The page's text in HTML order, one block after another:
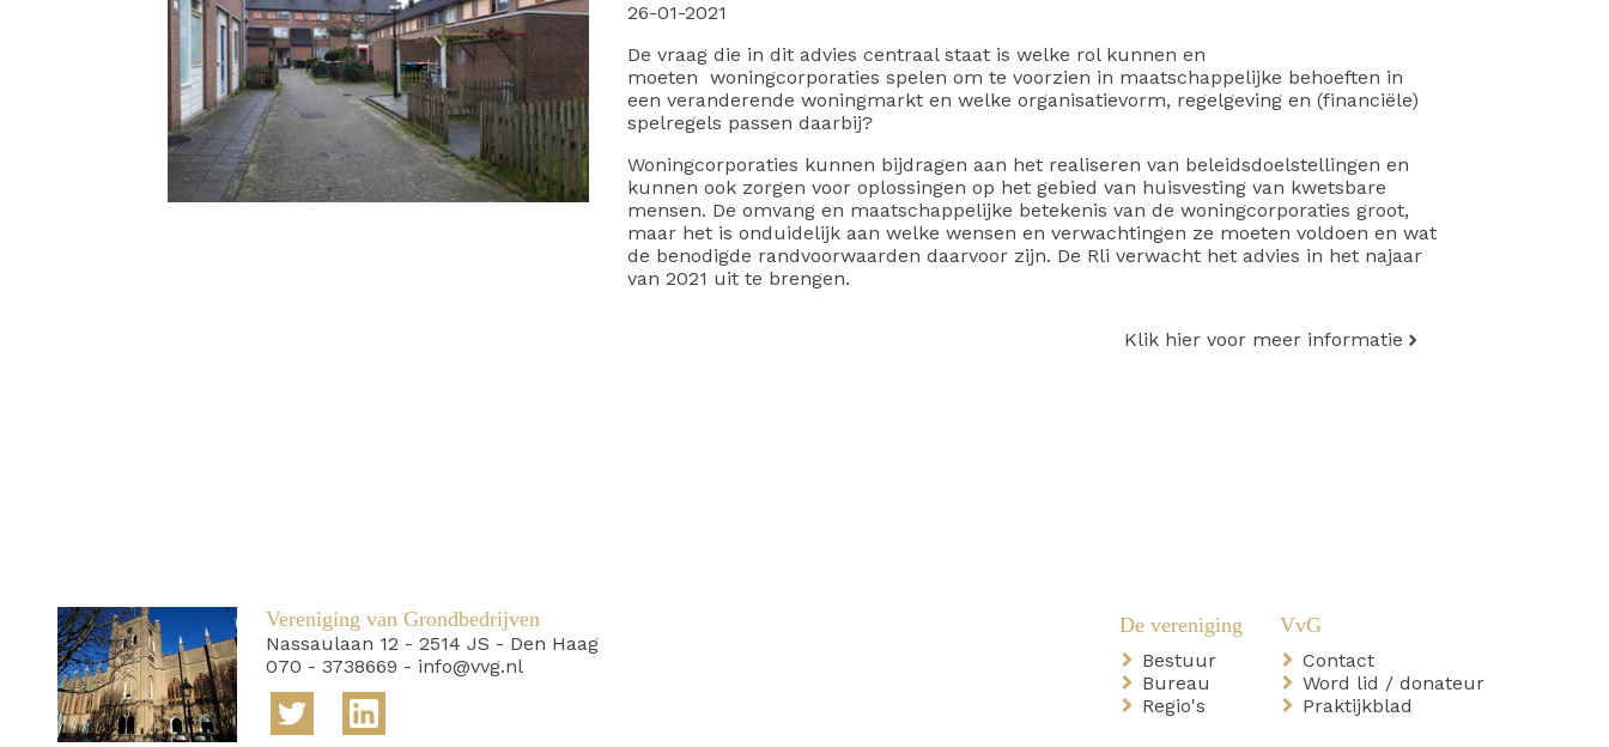
26-01-2021
De vraag die in dit advies centraal staat is welke rol kunnen en
moeten woningcorporaties spelen om te voorzien in maatschappelijke behoeften in
een veranderende woningmarkt en welke organisatievorm, regelgeving en (financiële)
spelregels passen daarbij?
Woningcorporaties kunnen bijdragen aan het realiseren van beleidsdoelstellingen en
kunnen ook zorgen voor oplossingen op het gebied van huisvesting van kwetsbare
mensen. De omvang en maatschappelijke betekenis van de woningcorporaties groot,
maar het is onduidelijk aan welke wensen en verwachtingen ze moeten voldoen en wat
de benodigde randvoorwaarden daarvoor zijn. De Rli verwacht het advies in het najaar
van 2021 uit te brengen.
Klik hier voor meer informatie
Vereniging van Grondbedrijven
Nassaulaan 12 - 2514 JS - Den Haag
070 - 3738669 - info@vvg.nl
Bestuur
Bureau
Regio's
Contact
Word lid / donateur
Praktijkblad